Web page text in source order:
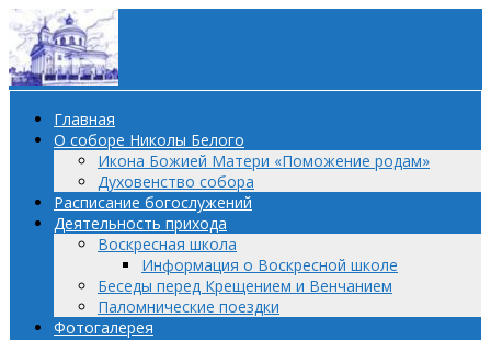
Главная
О соборе Николы Белого
Икона Божией Матери «Поможение родам»
Духовенство собора
Расписание богослужений
Деятельность прихода
Воскресная школа
Информация о Воскресной школе
Беседы перед Крещением и Венчанием
Паломнические поездки
Фотогалерея